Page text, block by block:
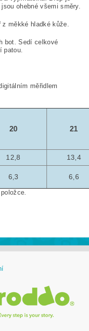
ohebné všemi směry.
měkké hladké kůže.
bot. Sedí celkové
patou.
měřidlem
20 21
12,8 13,4
6,3 6,6